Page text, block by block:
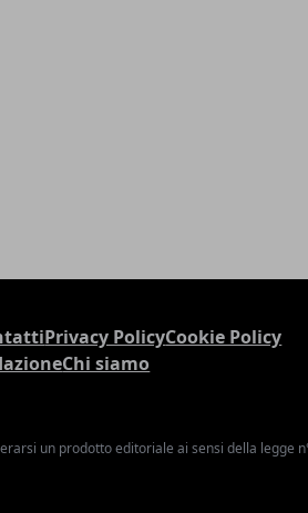
Privacy PolicyCookie Policy
Chi siamo
un prodotto editoriale ai sensi della legge